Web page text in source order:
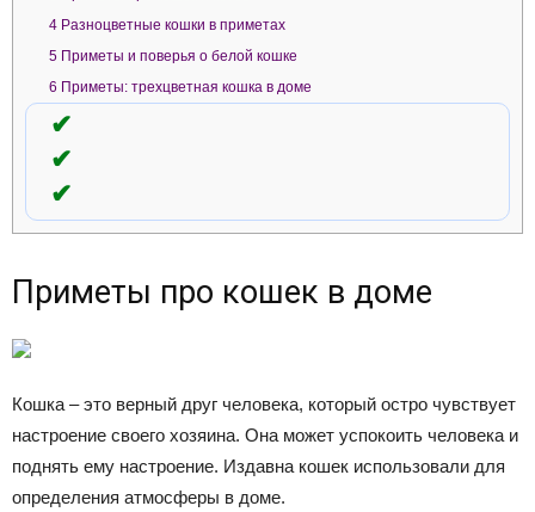
4 Разноцветные кошки в приметах
5 Приметы и поверья о белой кошке
6 Приметы: трехцветная кошка в доме
Приметы про кошек в доме
Кошка – это верный друг человека, который остро чувствует
настроение своего хозяина. Она может успокоить человека и
поднять ему настроение. Издавна кошек использовали для
определения атмосферы в доме.